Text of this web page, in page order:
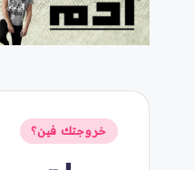
نُشر
في
خروجتك فين؟